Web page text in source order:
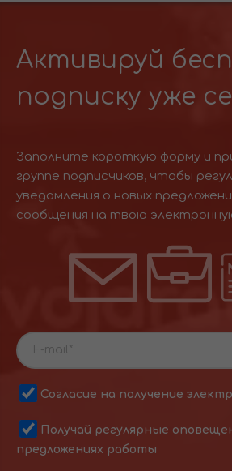
Активируй
подписку уже
Заполните короткую форму и
группе подписчиков, чтобы
уведомления о новых
сообщения на твою
Согласие на получение
Получай регулярные
предложениях работы